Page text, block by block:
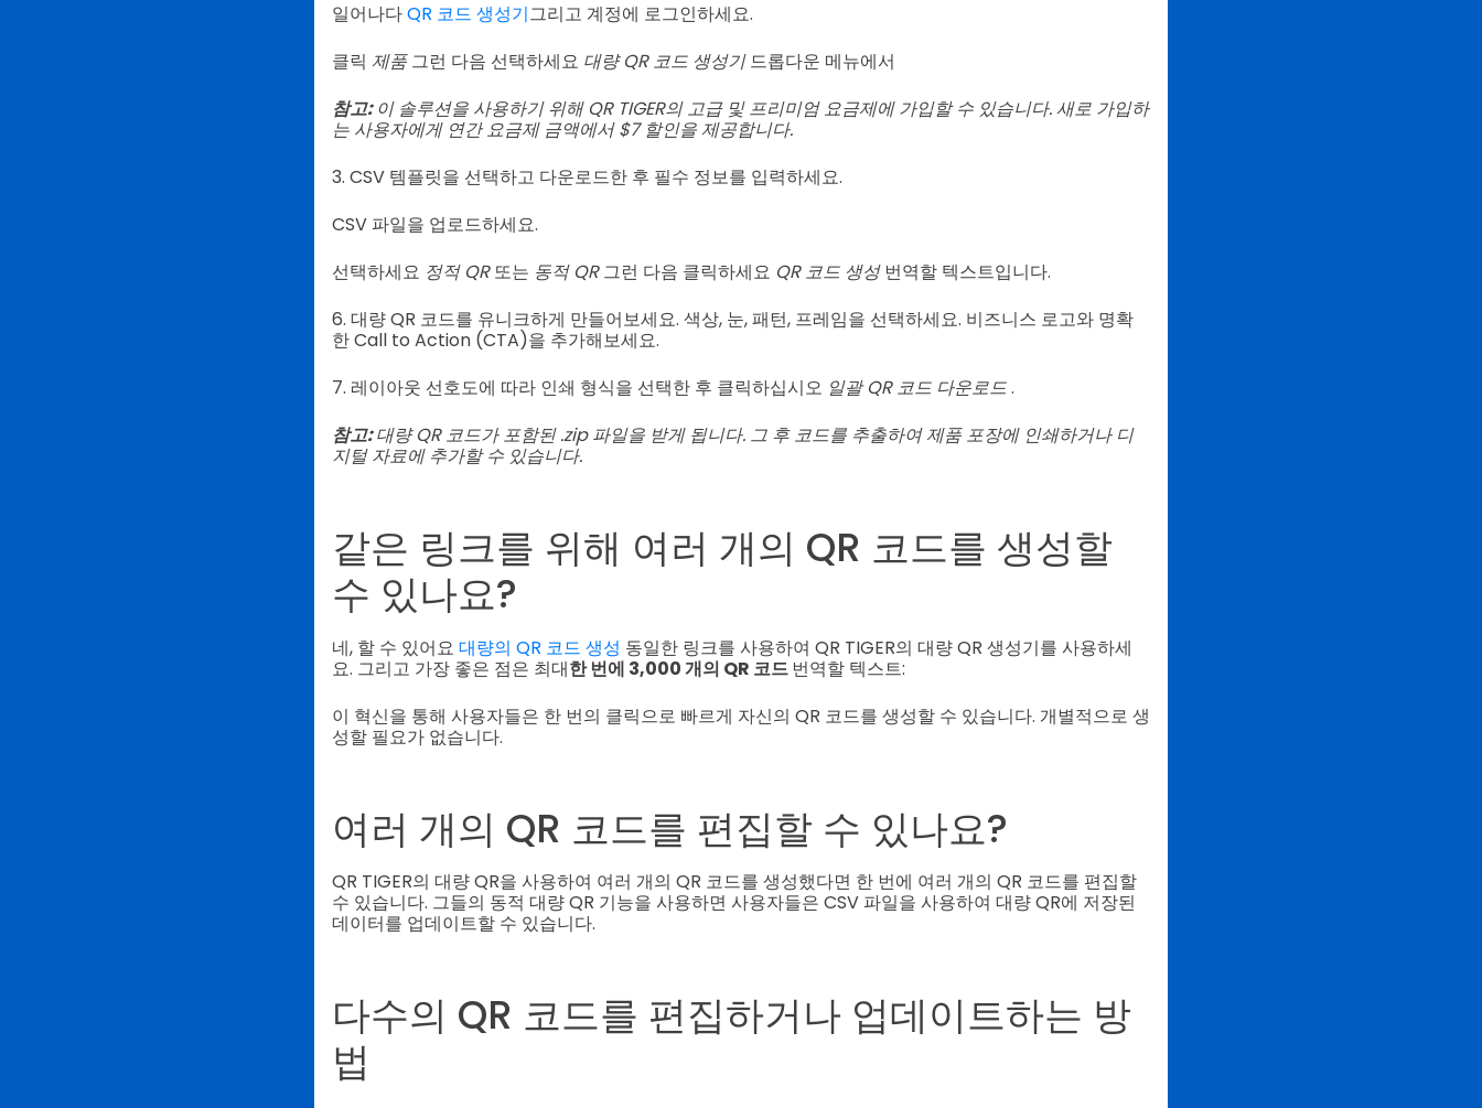
일어나다QR 코드 생성기그리고 계정에 로그인하세요.
클릭 제품그런 다음 선택하세요 대량 QR 코드 생성기드롭다운 메뉴에서
참고:이 솔루션을 사용하기 위해 QR TIGER의 고급 및 프리미엄 요금제에 가입할 수 있습니다. 새로 가입하
는 사용자에게 연간 요금제 금액에서 $7 할인을 제공합니다.
3. CSV 템플릿을 선택하고 다운로드한 후 필수 정보를 입력하세요.
CSV 파일을 업로드하세요.
선택하세요 정적 QR또는 동적 QR그런 다음 클릭하세요 QR 코드 생성 번역할 텍스트입니다.
6. 대량 QR 코드를 유니크하게 만들어보세요. 색상, 눈, 패턴, 프레임을 선택하세요. 비즈니스 로고와 명확
한 Call to Action (CTA)을 추가해보세요.
7. 레이아웃 선호도에 따라 인쇄 형식을 선택한 후 클릭하십시오 일괄 QR 코드 다운로드.
참고:대량 QR 코드가 포함된 .zip 파일을 받게 됩니다. 그 후 코드를 추출하여 제품 포장에 인쇄하거나 디
지털 자료에 추가할 수 있습니다.
같은 링크를 위해 여러 개의 QR 코드를 생성할
수 있나요?
네, 할 수 있어요 대량의 QR 코드 생성 동일한 링크를 사용하여 QR TIGER의 대량 QR 생성기를 사용하세
요. 그리고 가장 좋은 점은 최대한 번에 3,000 개의 QR 코드 번역할 텍스트:
이 혁신을 통해 사용자들은 한 번의 클릭으로 빠르게 자신의 QR 코드를 생성할 수 있습니다. 개별적으로 생
성할 필요가 없습니다.
여러 개의 QR 코드를 편집할 수 있나요?
QR TIGER의 대량 QR을 사용하여 여러 개의 QR 코드를 생성했다면 한 번에 여러 개의 QR 코드를 편집할
수 있습니다. 그들의 동적 대량 QR 기능을 사용하면 사용자들은 CSV 파일을 사용하여 대량 QR에 저장된
데이터를 업데이트할 수 있습니다.
다수의 QR 코드를 편집하거나 업데이트하는 방
법